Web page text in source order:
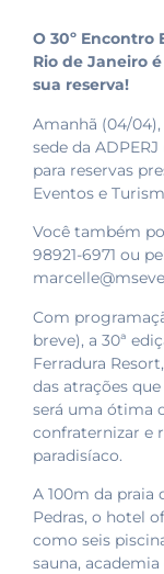
O 30º Encontro
Rio de Janeiro
sua reserva!
Amanhã (04/04),
sede da
para reservas
Eventos e
Você também
98921-6971 ou
Com
breve), a 30ª
Ferradura
das atrações
será uma ótima
confraternizar e
paradisíaco.
A 100m da praia
Pedras, o hotel
como seis
sauna,